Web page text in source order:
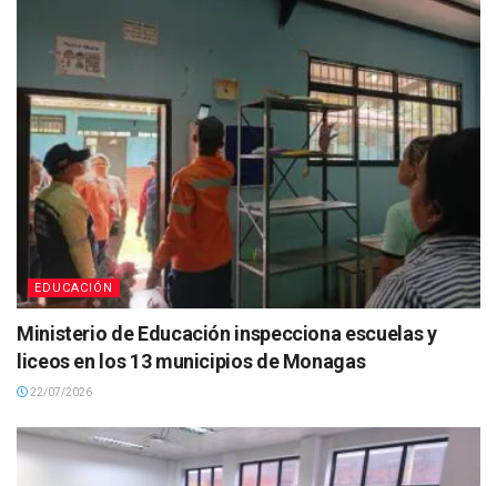
EDUCACIÓN
Ministerio de Educación inspecciona escuelas y
liceos en los 13 municipios de Monagas
22/07/2026